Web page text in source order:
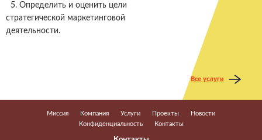
5. Определить и оценить цели
стратегической маркетинговой
деятельности.
Все услуги
Миссия Компания Услуги Проекты
Новости
Конфиденциальность
Контакты